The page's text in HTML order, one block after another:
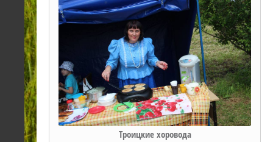
Троицкие хоровода